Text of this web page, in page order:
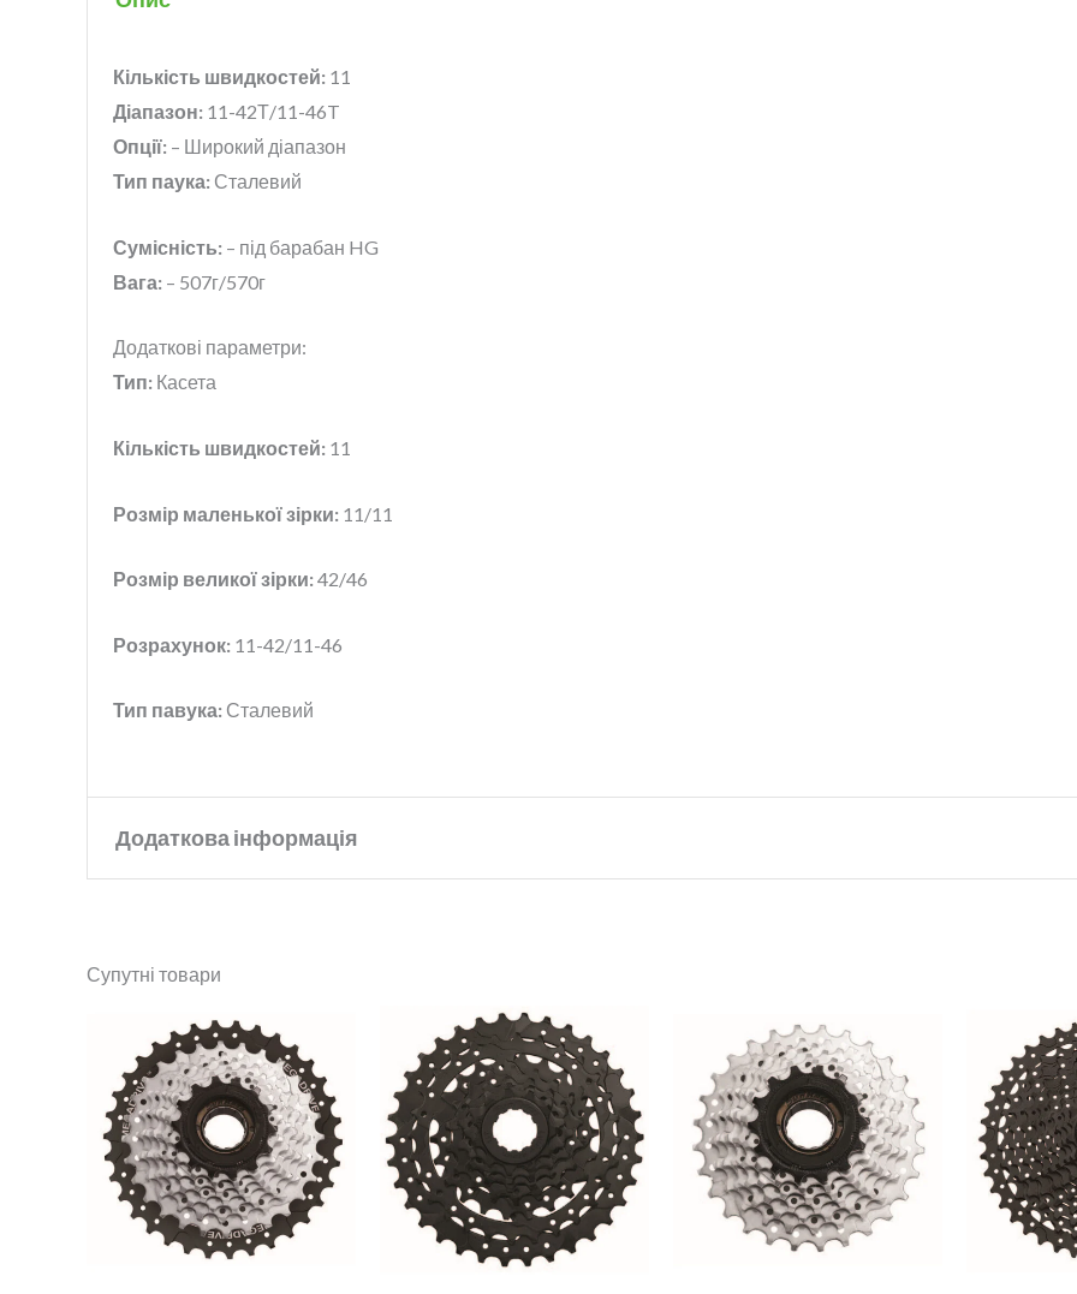
Кількість швидкостей: 11
Діапазон: 11-42Т/11-46T
Опції: – Широкий діапазон
Тип паука: Сталевий
Сумісність: – під барабан HG
Вага: – 507г/570г
Додаткові параметри:
Тип: Касета
Кількість швидкостей: 11
Розмір маленької зірки: 11/11
Розмір великої зірки: 42/46
Розрахунок: 11-42/11-46
Тип павука: Сталевий
Додаткова інформація
Колір
Розрахунок
зірок
11-42, 11-46
Супутні товари